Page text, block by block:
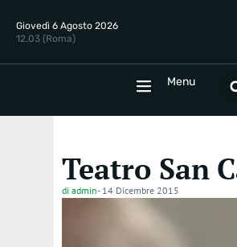
Giovedì 6 Agosto 2026
12.03 (Roma)
Menu
Home
Teatro San
di admin- 14 Dicembre 2015